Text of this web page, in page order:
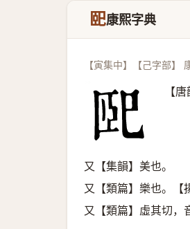
巸康熙字典
【寅集中】【己字部】
【
又【集韻】美也。
又【類篇】樂也。【
又【類篇】虛其切，